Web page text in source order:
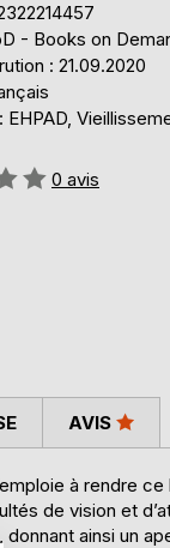
- Books on
: 21.09.2020
0 avis
à rendre
de vision et
ainsi un
AVIS